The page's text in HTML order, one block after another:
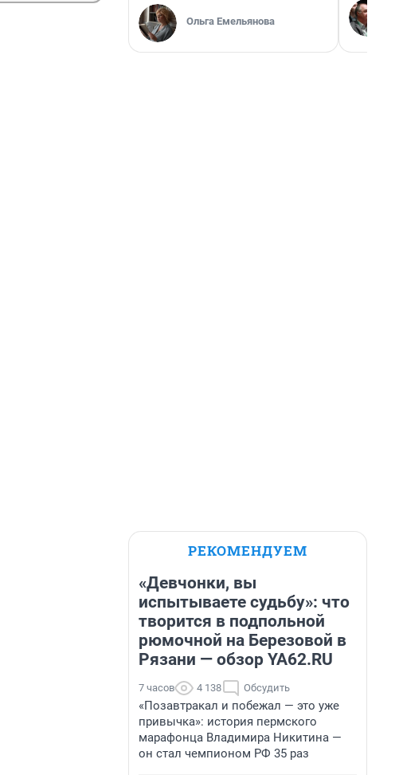
Ольга Емельянова
РЕКОМЕНДУЕМ
«Девчонки, вы
испытываете судьбу»: что
творится в подпольной
рюмочной на Березовой в
Рязани — обзор YA62.RU
7 часов 4 138 Обсудить
«Позавтракал и побежал — это уже
привычка»: история пермского
марафонца Владимира Никитина —
он стал чемпионом РФ 35 раз